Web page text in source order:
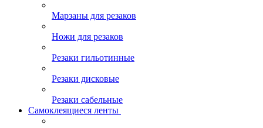
Марзаны для резаков
Ножи для резаков
Резаки гильотинные
Резаки дисковые
Резаки сабельные
Самоклеящиеся ленты